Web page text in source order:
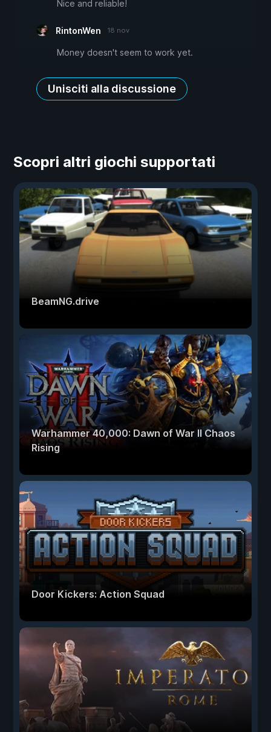
Nice and reliable!
RintonWen 18 nov
Money doesn't seem to work yet.
Unisciti alla discussione
Scopri altri giochi supportati
BeamNG.drive
Warhammer 40,000: Dawn of War II Chaos
Rising
Door Kickers: Action Squad